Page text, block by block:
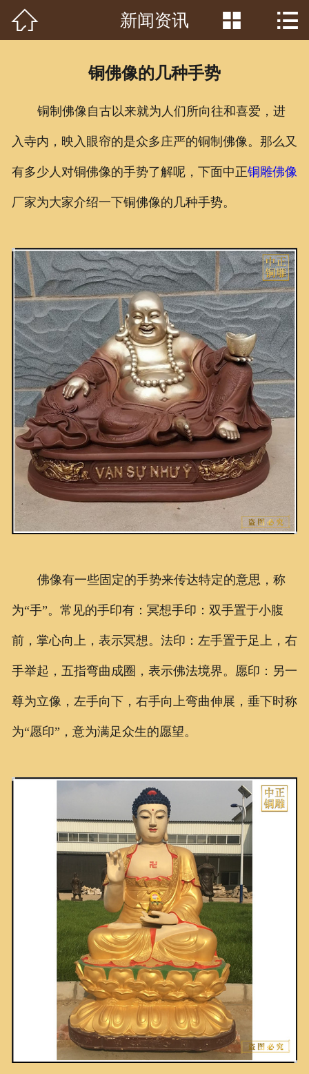
首页
荣誉资质
泥塑鉴赏
联系我们
 新闻资讯  
铜佛像的几种手势
铜制佛像自古以来就为人们所向往和喜爱，进
入寺内，映入眼帘的是众多庄严的铜制佛像。 那么又
有多少人对铜佛像的手势了解呢，下面中正铜雕佛像
厂家为大家介绍一下铜佛像的几种手势。
佛像有一些固定的手势来传达特定的意思，称
为“手”。常见的手印有：冥想手印：双手置于小腹
前，掌心向上，表示冥想。法印：左手置于足上，右
手举起，五指弯曲成圈，表示佛法境界。愿印：另一
尊为立像，左手向下，右手向上弯曲伸展，垂下时称
为“愿印”，意为满足众生的愿望。